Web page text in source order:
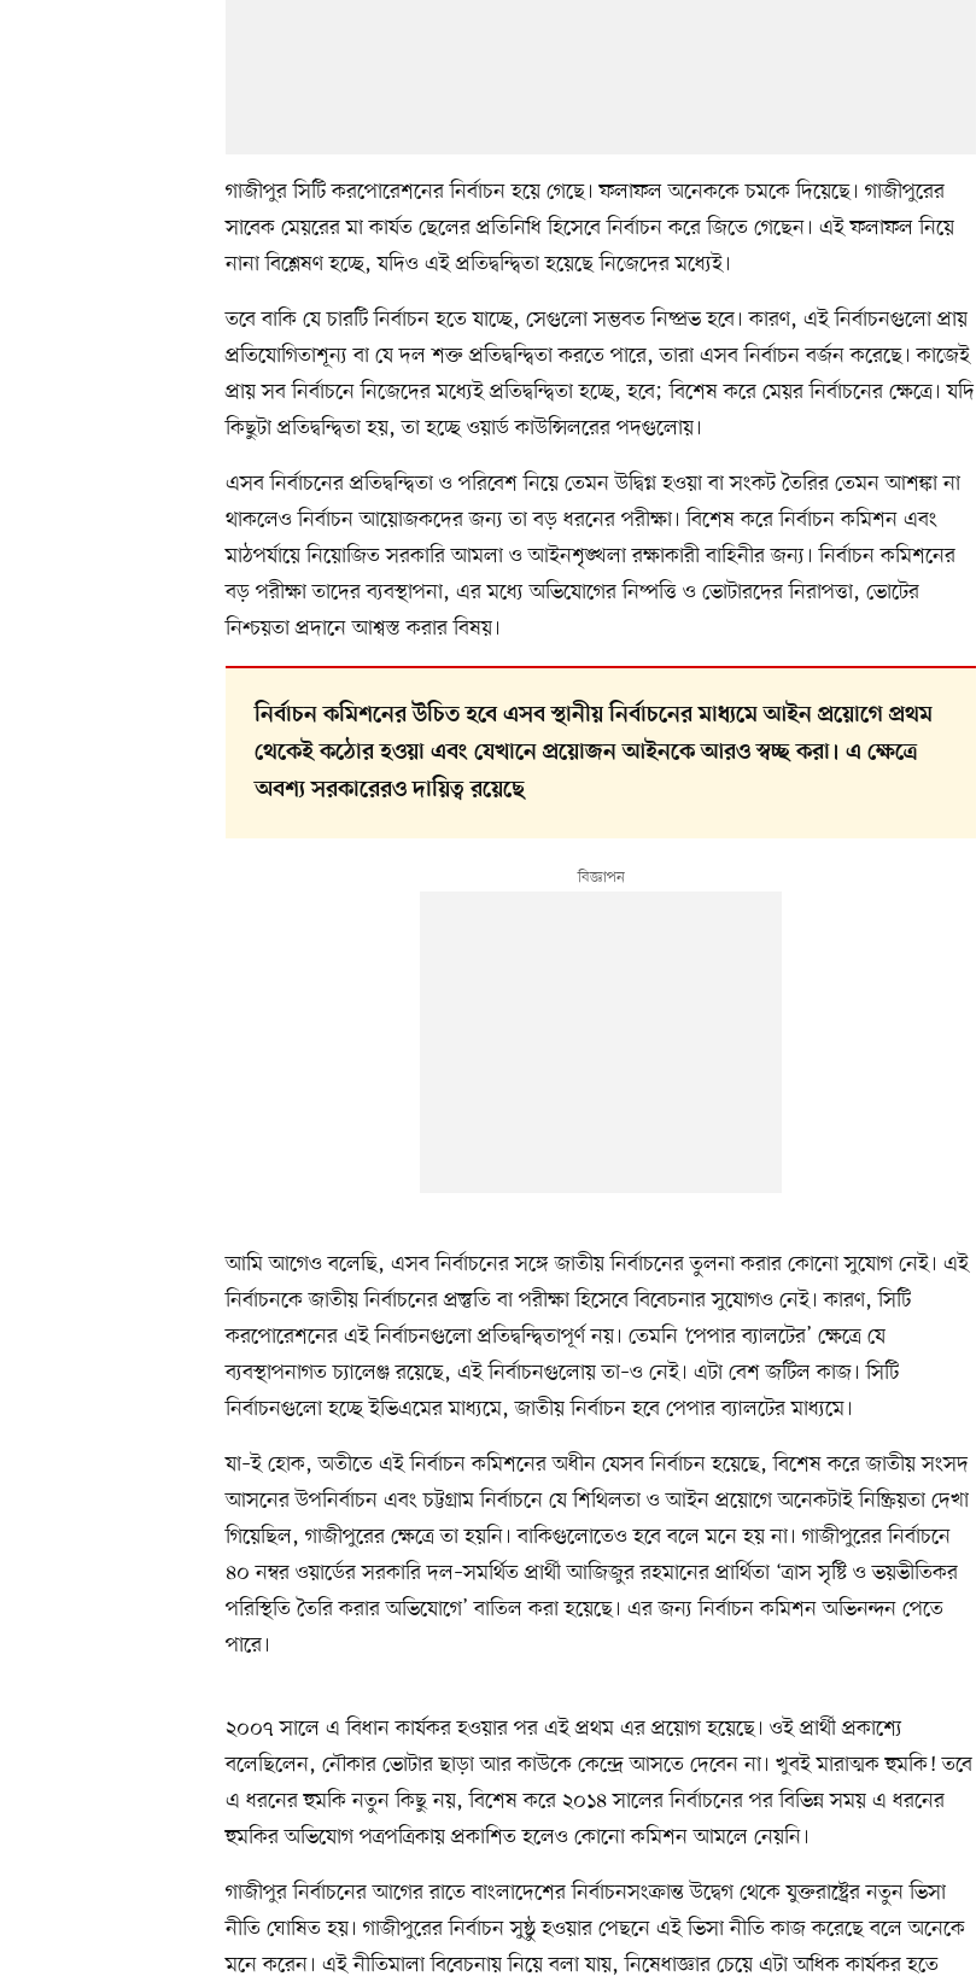
গাজীপুর সিটি করপোরেশনের নির্বাচন হয়ে গেছে। ফলাফল অনেককে চমকে দিয়েছে। গাজীপুরের
সাবেক মেয়রের মা কার্যত ছেলের প্রতিনিধি হিসেবে নির্বাচন করে জিতে গেছেন। এই ফলাফল নিয়ে
নানা বিশ্লেষণ হচ্ছে, যদিও এই প্রতিদ্বন্দ্বিতা হয়েছে নিজেদের মধ্যেই।
তবে বাকি যে চারটি নির্বাচন হতে যাচ্ছে, সেগুলো সম্ভবত নিষ্প্রভ হবে। কারণ, এই নির্বাচনগুলো প্রায়
প্রতিযোগিতাশূন্য বা যে দল শক্ত প্রতিদ্বন্দ্বিতা করতে পারে, তারা এসব নির্বাচন বর্জন করেছে। কাজেই
প্রায় সব নির্বাচনে নিজেদের মধ্যেই প্রতিদ্বন্দ্বিতা হচ্ছে, হবে; বিশেষ করে মেয়র নির্বাচনের ক্ষেত্রে। যদি
কিছুটা প্রতিদ্বন্দ্বিতা হয়, তা হচ্ছে ওয়ার্ড কাউন্সিলরের পদগুলোয়।
এসব নির্বাচনের প্রতিদ্বন্দ্বিতা ও পরিবেশ নিয়ে তেমন উদ্বিগ্ন হওয়া বা সংকট তৈরির তেমন আশঙ্কা না
থাকলেও নির্বাচন আয়োজকদের জন্য তা বড় ধরনের পরীক্ষা। বিশেষ করে নির্বাচন কমিশন এবং
মাঠপর্যায়ে নিয়োজিত সরকারি আমলা ও আইনশৃঙ্খলা রক্ষাকারী বাহিনীর জন্য। নির্বাচন কমিশনের
বড় পরীক্ষা তাদের ব্যবস্থাপনা, এর মধ্যে অভিযোগের নিষ্পত্তি ও ভোটারদের নিরাপত্তা, ভোটের
নিশ্চয়তা প্রদানে আশ্বস্ত করার বিষয়।
নির্বাচন কমিশনের উচিত হবে এসব স্থানীয় নির্বাচনের মাধ্যমে আইন প্রয়োগে প্রথম
থেকেই কঠোর হওয়া এবং যেখানে প্রয়োজন আইনকে আরও স্বচ্ছ করা। এ ক্ষেত্রে
অবশ্য সরকারেরও দায়িত্ব রয়েছে
আমি আগেও বলেছি, এসব নির্বাচনের সঙ্গে জাতীয় নির্বাচনের তুলনা করার কোনো সুযোগ নেই। এই
নির্বাচনকে জাতীয় নির্বাচনের প্রস্তুতি বা পরীক্ষা হিসেবে বিবেচনার সুযোগও নেই। কারণ, সিটি
করপোরেশনের এই নির্বাচনগুলো প্রতিদ্বন্দ্বিতাপূর্ণ নয়। তেমনি ‘পেপার ব্যালটের’ ক্ষেত্রে যে
ব্যবস্থাপনাগত চ্যালেঞ্জ রয়েছে, এই নির্বাচনগুলোয় তা–ও নেই। এটা বেশ জটিল কাজ। সিটি
নির্বাচনগুলো হচ্ছে ইভিএমের মাধ্যমে, জাতীয় নির্বাচন হবে পেপার ব্যালটের মাধ্যমে।
যা–ই হোক, অতীতে এই নির্বাচন কমিশনের অধীন যেসব নির্বাচন হয়েছে, বিশেষ করে জাতীয় সংসদ
আসনের উপনির্বাচন এবং চট্টগ্রাম নির্বাচনে যে শিথিলতা ও আইন প্রয়োগে অনেকটাই নিষ্ক্রিয়তা দেখা
গিয়েছিল, গাজীপুরের ক্ষেত্রে তা হয়নি। বাকিগুলোতেও হবে বলে মনে হয় না। গাজীপুরের নির্বাচনে
৪০ নম্বর ওয়ার্ডের সরকারি দল–সমর্থিত প্রার্থী আজিজুর রহমানের প্রার্থিতা ‘ত্রাস সৃষ্টি ও ভয়ভীতিকর
পরিস্থিতি তৈরি করার অভিযোগে’ বাতিল করা হয়েছে। এর জন্য নির্বাচন কমিশন অভিনন্দন পেতে
পারে।
২০০৭ সালে এ বিধান কার্যকর হওয়ার পর এই প্রথম এর প্রয়োগ হয়েছে। ওই প্রার্থী প্রকাশ্যে
বলেছিলেন, নৌকার ভোটার ছাড়া আর কাউকে কেন্দ্রে আসতে দেবেন না। খুবই মারাত্মক হুমকি! তবে
এ ধরনের হুমকি নতুন কিছু নয়, বিশেষ করে ২০১৪ সালের নির্বাচনের পর বিভিন্ন সময় এ ধরনের
হুমকির অভিযোগ পত্রপত্রিকায় প্রকাশিত হলেও কোনো কমিশন আমলে নেয়নি।
গাজীপুর নির্বাচনের আগের রাতে বাংলাদেশের নির্বাচনসংক্রান্ত উদ্বেগ থেকে যুক্তরাষ্ট্রের নতুন ভিসা
নীতি ঘোষিত হয়। গাজীপুরের নির্বাচন সুষ্ঠু হওয়ার পেছনে এই ভিসা নীতি কাজ করেছে বলে অনেকে
মনে করেন। এই নীতিমালা বিবেচনায় নিয়ে বলা যায়, নিষেধাজ্ঞার চেয়ে এটা অধিক কার্যকর হতে